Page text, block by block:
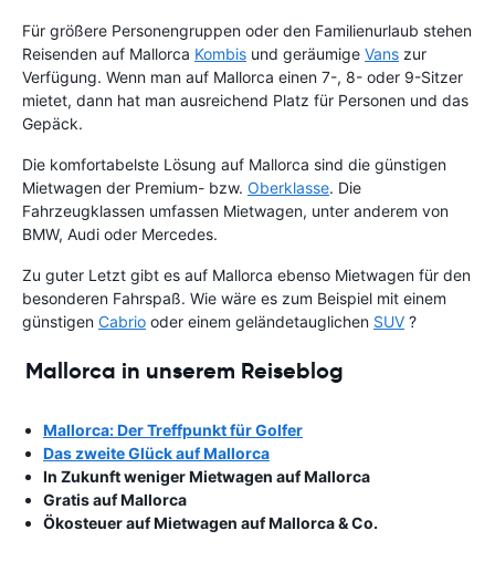
Für größere Personengruppen oder den Familienurlaub stehen
Reisenden auf Mallorca Kombis und geräumige Vans zur
Verfügung. Wenn man auf Mallorca einen 7-, 8- oder 9-Sitzer
mietet, dann hat man ausreichend Platz für Personen und das
Gepäck.
Die komfortabelste Lösung auf Mallorca sind die günstigen
Mietwagen der Premium- bzw. Oberklasse. Die
Fahrzeugklassen umfassen Mietwagen, unter anderem von
BMW, Audi oder Mercedes.
Zu guter Letzt gibt es auf Mallorca ebenso Mietwagen für den
besonderen Fahrspaß. Wie wäre es zum Beispiel mit einem
günstigen Cabrio oder einem geländetauglichen SUV ?
Mallorca in unserem Reiseblog
Mallorca: Der Treffpunkt für Golfer
Das zweite Glück auf Mallorca
In Zukunft weniger Mietwagen auf Mallorca
Gratis auf Mallorca
Ökosteuer auf Mietwagen auf Mallorca & Co.